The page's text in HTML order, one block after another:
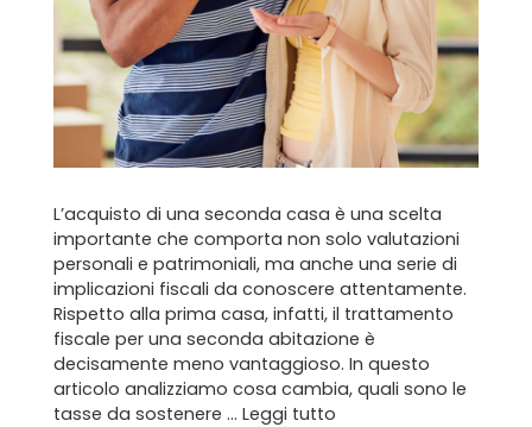
L’acquisto di una seconda casa è una scelta
importante che comporta non solo valutazioni
personali e patrimoniali, ma anche una serie di
implicazioni fiscali da conoscere attentamente.
Rispetto alla prima casa, infatti, il trattamento
fiscale per una seconda abitazione è
decisamente meno vantaggioso. In questo
articolo analizziamo cosa cambia, quali sono le
tasse da sostenere … Leggi tutto